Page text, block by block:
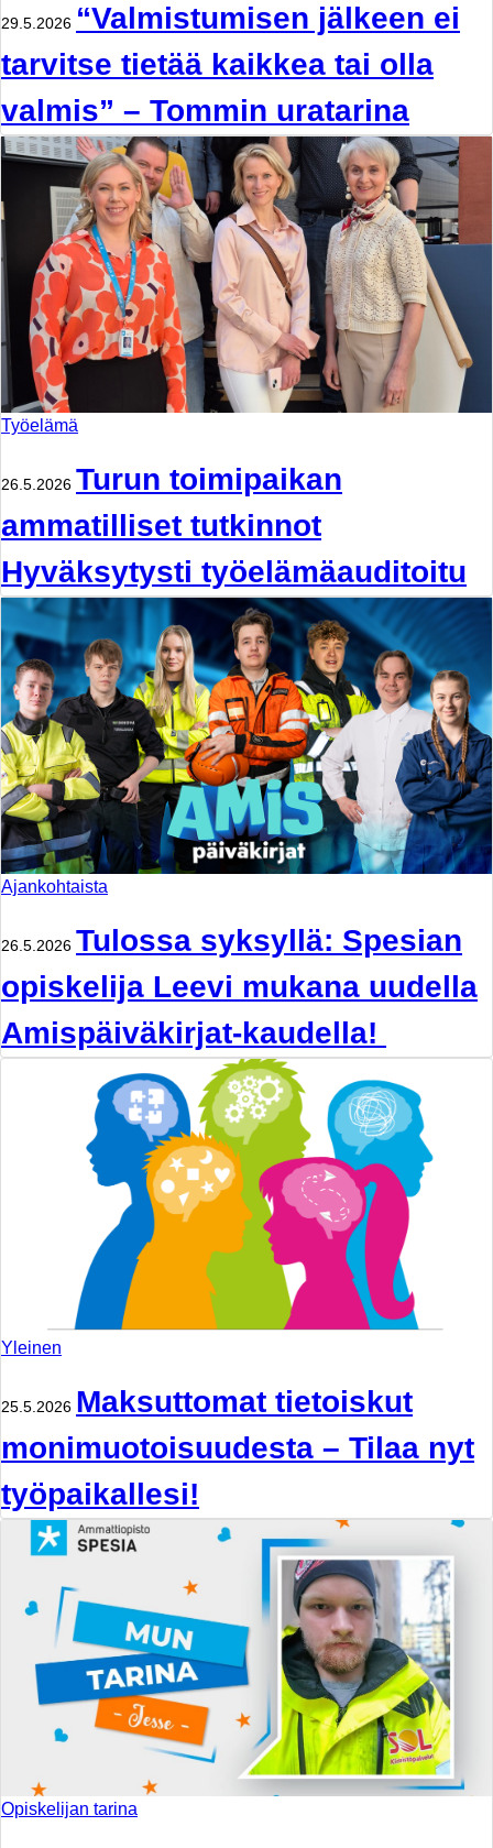
29.5.2026 “Valmistumisen jälkeen ei
tarvitse tietää kaikkea tai olla
valmis” – Tommin uratarina
Työelämä
26.5.2026 Turun toimipaikan
ammatilliset tutkinnot
Hyväksytysti työelämäauditoitu
Ajankohtaista
26.5.2026 Tulossa syksyllä: Spesian
opiskelija Leevi mukana uudella
Amispäiväkirjat-kaudella!
Yleinen
25.5.2026 Maksuttomat tietoiskut
monimuotoisuudesta – Tilaa nyt
työpaikallesi!
Opiskelijan tarina